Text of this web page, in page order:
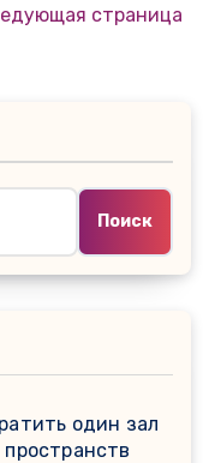
страница
Поиск
один зал